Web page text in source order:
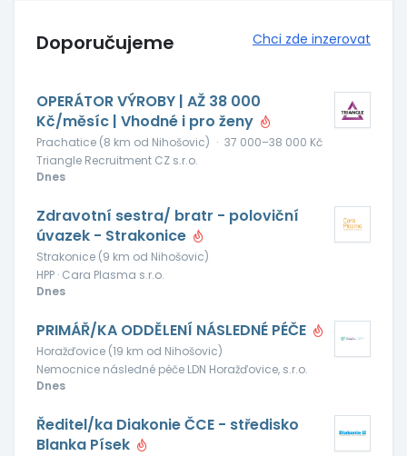
Doporučujeme Chci zde inzerovat
OPERÁTOR VÝROBY | AŽ 38 000
Kč/měsíc | Vhodné i pro ženy
Prachatice (8 km od Nihošovic) · 37 000–38 000 Kč
Triangle Recruitment CZ s.r.o.
Dnes
Zdravotní sestra/ bratr - poloviční
úvazek - Strakonice
Strakonice (9 km od Nihošovic)
HPP · Cara Plasma s.r.o.
Dnes
PRIMÁŘ/KA ODDĚLENÍ NÁSLEDNÉ PÉČE
Horažďovice (19 km od Nihošovic)
Nemocnice následné péče LDN Horažďovice, s.r.o.
Dnes
Ředitel/ka Diakonie ČCE - středisko
Blanka Písek